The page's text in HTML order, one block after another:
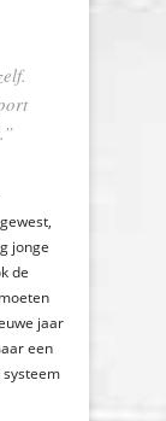
jonge
de
jaar
een
systeem